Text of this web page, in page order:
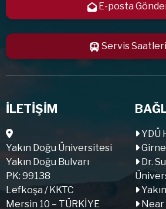
E-posta
Servis Saatleri
İLETİŞİM
Yakın Doğu Üniversitesi
Yakın Doğu Bulvarı
PK: 99138
Lefkoşa / KKTC
Mersin 10 – TÜRKİYE
YDÜ
Dr.
Near